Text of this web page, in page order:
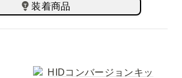
装着商品
HIDコンバージョンキッ